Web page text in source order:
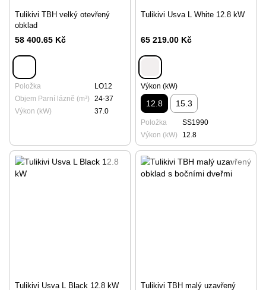
Tulikivi TBH velký otevřený
obklad
58 400.65 Kč
Položka
LO12
Objem Parní lázně (m³)
24-37
Výkon (kW)
37.0
Tulikivi Usva L White 12.8 kW
65 219.00 Kč
Výkon (kW)
12.8 15.3
Položka
SS1990
Výkon (kW)
12.8
Tulikivi Usva L Black 12.8 kW
Tulikivi TBH malý uzavřený